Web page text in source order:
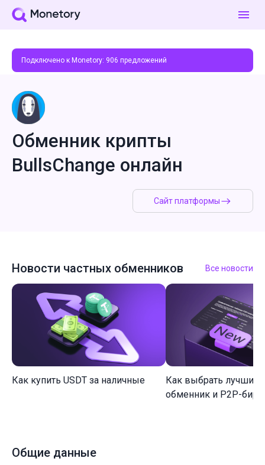
Подключено к Monetory: 906 предложений
Сайт платформы
Обменник крипты
BullsChange онлайн
Новости частных обменников Все новости
Как купить USDT за наличные
Как выбрать лучший
обменник и P2P-
Общие данные